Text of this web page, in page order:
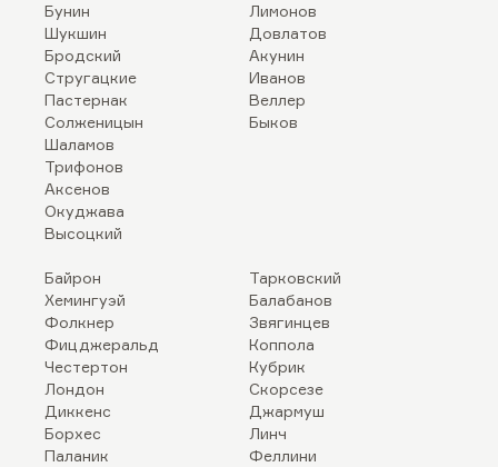
Бунин
Шукшин
Бродский
Стругацкие
Пастернак
Солженицын
Шаламов
Трифонов
Аксенов
Окуджава
Высоцкий
Лимонов
Довлатов
Акунин
Иванов
Веллер
Быков
Байрон
Хемингуэй
Фолкнер
Фицджеральд
Честертон
Лондон
Диккенс
Борхес
Паланик
Тарковский
Балабанов
Звягинцев
Коппола
Кубрик
Скорсезе
Джармуш
Линч
Феллини